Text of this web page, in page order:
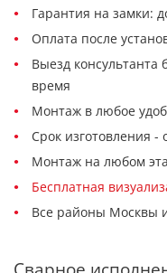
Гарантия на замки:
Оплата после
Выезд консультанта
время
Монтаж в любое
Срок изготовления -
Монтаж на любом
Бесплатная
Все районы Москвы